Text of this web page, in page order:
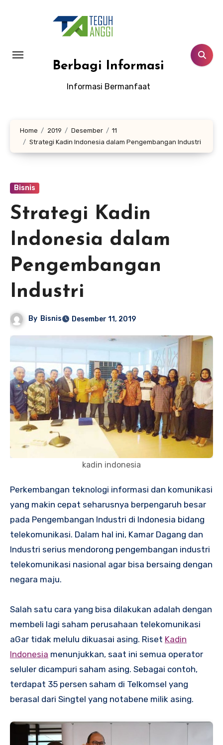
Berbagi Informasi
Informasi Bermanfaat
Home 2019 Desember
11
Strategi Kadin Indonesia dalam Pengembangan Industri
Bisnis
Strategi Kadin
Indonesia dalam
Pengembangan
Industri
By Bisnis Desember 11, 2019
kadin indonesia
Perkembangan teknologi informasi dan komunikasi
yang makin cepat seharusnya berpengaruh besar
pada Pengembangan Industri di Indonesia bidang
telekomunikasi. Dalam hal ini, Kamar Dagang dan
Industri serius mendorong pengembangan industri
telekomunikasi nasional agar bisa bersaing dengan
negara maju.
Salah satu cara yang bisa dilakukan adalah dengan
membeli lagi saham perusahaan telekomunikasi
aGar tidak melulu dikuasai asing. Riset Kadin
Indonesia menunjukkan, saat ini semua operator
seluler dicampuri saham asing. Sebagai contoh,
terdapat 35 persen saham di Telkomsel yang
berasal dari Singtel yang notabene milik asing.